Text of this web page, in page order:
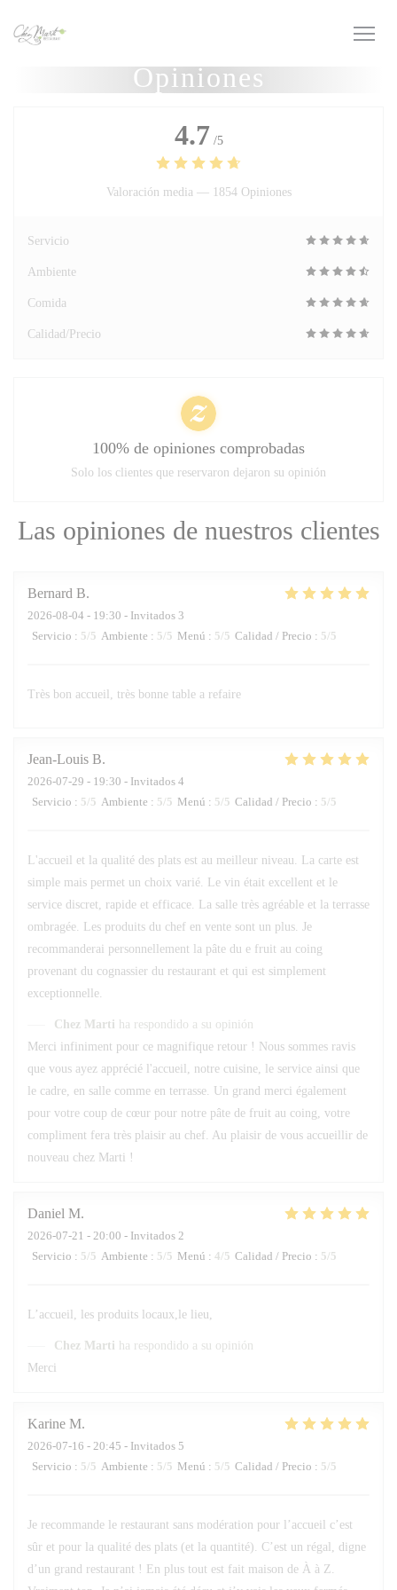
Opiniones
Las opiniones de nuestros clientes
Bernard B
2026-08-04 - 19:30 - Invitados 3
Servicio : 5/5 Ambiente : 5/5 Menú : 5/5 Calidad / Precio : 5/5
Très bon accueil, très bonne table a refaire
Jean-Louis B
2026-07-29 - 19:30 - Invitados 4
Servicio : 5/5 Ambiente : 5/5 Menú : 5/5 Calidad / Precio : 5/5
L'accueil et la qualité des plats est au meilleur niveau. La carte est
simple mais permet un choix varié. Le vin était excellent et le
service discret, rapide et efficace. La salle très agréable et la terrasse
ombragée. Les produits du chef en vente sont un plus. Je
recommanderai personnellement la pâte du e fruit au coing
provenant du cognassier du restaurant et qui est simplement
exceptionnelle.
Chez Marti ha respondido a su opinión
Merci infiniment pour ce magnifique retour ! Nous sommes ravis
que vous ayez apprécié l'accueil, notre cuisine, le service ainsi que
le cadre, en salle comme en terrasse. Un grand merci également
pour votre coup de cœur pour notre pâte de fruit au coing, votre
compliment fera très plaisir au chef. Au plaisir de vous accueillir de
nouveau chez Marti !
Daniel M
2026-07-21 - 20:00 - Invitados 2
Servicio : 5/5 Ambiente : 5/5 Menú : 4/5 Calidad / Precio : 5/5
L’accueil, les produits locaux,le lieu,
Chez Marti ha respondido a su opinión
Merci
Karine M
2026-07-16 - 20:45 - Invitados 5
Servicio : 5/5 Ambiente : 5/5 Menú : 5/5 Calidad / Precio : 5/5
Je recommande le restaurant sans modération pour l’accueil c’est
sûr et pour la qualité des plats (et la quantité). C’est un régal, digne
d’un grand restaurant ! En plus tout est fait maison de À à Z.
4.7 /5
Valoración media — 1854 Opiniones
Servicio
Ambiente
Comida
Calidad/Precio
100% de opiniones comprobadas
Solo los clientes que reservaron dejaron su opinión